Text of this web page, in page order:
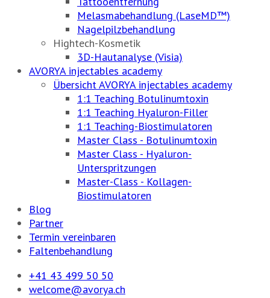
Melasmabehandlung (LaseMD™)
Nagelpilzbehandlung
Hightech-Kosmetik
3D-Hautanalyse (Visia)
AVORYA injectables academy
Übersicht AVORYA injectables academy
1:1 Teaching Botulinumtoxin
1:1 Teaching Hyaluron-Filler
1:1 Teaching-Biostimulatoren
Master Class - Botulinumtoxin
Master Class - Hyaluron-
Unterspritzungen
Master-Class - Kollagen-
Biostimulatoren
Blog
Partner
Termin vereinbaren
Faltenbehandlung
+41 43 499 50 50
welcome@avorya.ch